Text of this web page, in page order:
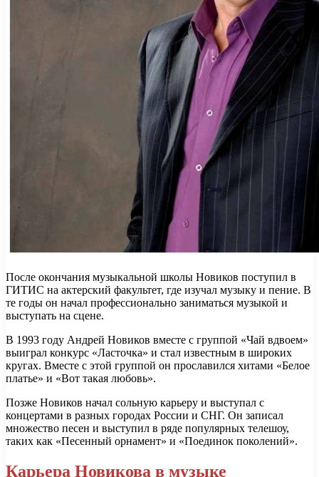
После окончания музыкальной школы Новиков поступил в
ГИТИС на актерский факультет, где изучал музыку и пение. В
те годы он начал профессионально заниматься музыкой и
выступать на сцене.
В 1993 году Андрей Новиков вместе с группой «Чай вдвоем»
выиграл конкурс «Ласточка» и стал известным в широких
кругах. Вместе с этой группой он прославился хитами «Белое
платье» и «Вот такая любовь».
Позже Новиков начал сольную карьеру и выступал с
концертами в разных городах России и СНГ. Он записал
множество песен и выступил в ряде популярных телешоу,
таких как «Песенный орнамент» и «Поединок поколений».
Карьера Новикова в музыке